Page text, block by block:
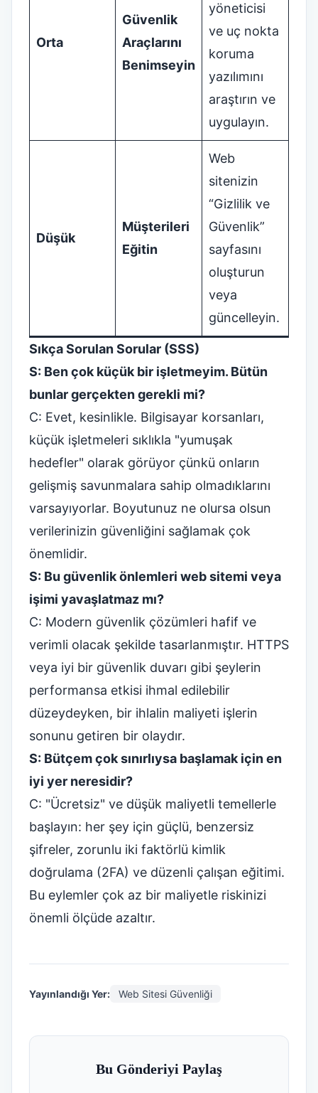
Orta
Güvenlik
Araçlarını
Benimseyin
yöneticisi
ve uç nokta
koruma
yazılımını
araştırın ve
uygulayın.
Düşük
Müşterileri
Eğitin
Web
sitenizin
“Gizlilik ve
Güvenlik”
sayfasını
oluşturun
veya
güncelleyin.
Sıkça Sorulan Sorular (SSS)
S: Ben çok küçük bir işletmeyim. Bütün
bunlar gerçekten gerekli mi?
C: Evet, kesinlikle. Bilgisayar korsanları,
küçük işletmeleri sıklıkla "yumuşak
hedefler" olarak görüyor çünkü onların
gelişmiş savunmalara sahip olmadıklarını
varsayıyorlar. Boyutunuz ne olursa olsun
verilerinizin güvenliğini sağlamak çok
önemlidir.
S: Bu güvenlik önlemleri web sitemi veya
işimi yavaşlatmaz mı?
C: Modern güvenlik çözümleri hafif ve
verimli olacak şekilde tasarlanmıştır. HTTPS
veya iyi bir güvenlik duvarı gibi şeylerin
performansa etkisi ihmal edilebilir
düzeydeyken, bir ihlalin maliyeti işlerin
sonunu getiren bir olaydır.
S: Bütçem çok sınırlıysa başlamak için en
iyi yer neresidir?
C: "Ücretsiz" ve düşük maliyetli temellerle
başlayın: her şey için güçlü, benzersiz
şifreler, zorunlu iki faktörlü kimlik
doğrulama (2FA) ve düzenli çalışan eğitimi.
Bu eylemler çok az bir maliyetle riskinizi
önemli ölçüde azaltır.
Yayınlandığı Yer: Web Sitesi Güvenliği
Bu Gönderiyi Paylaş